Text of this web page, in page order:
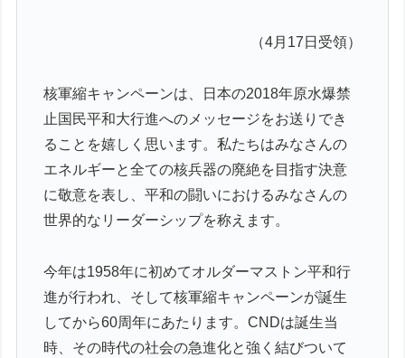
（4月17日受領）
核軍縮キャンペーンは、日本の2018年原水爆禁
止国民平和大行進へのメッセージをお送りでき
ることを嬉しく思います。私たちはみなさんの
エネルギーと全ての核兵器の廃絶を目指す決意
に敬意を表し、平和の闘いにおけるみなさんの
世界的なリーダーシップを称えます。
今年は1958年に初めてオルダーマストン平和行
進が行われ、そして核軍縮キャンペーンが誕生
してから60周年にあたります。CNDは誕生当
時、その時代の社会の急進化と強く結びついて